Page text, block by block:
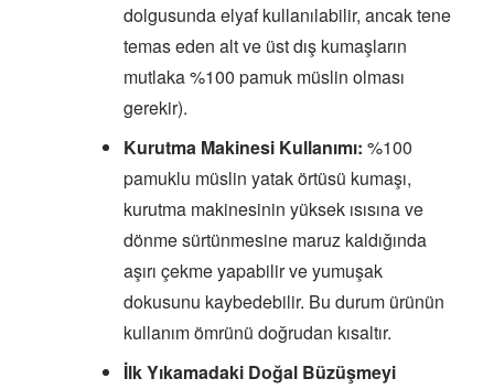
dolgusunda elyaf kullanılabilir, ancak tene
temas eden alt ve üst dış kumaşların
mutlaka %100 pamuk müslin olması
gerekir).
Kurutma Makinesi Kullanımı: %100
pamuklu müslin yatak örtüsü kumaşı,
kurutma makinesinin yüksek ısısına ve
dönme sürtünmesine maruz kaldığında
aşırı çekme yapabilir ve yumuşak
dokusunu kaybedebilir. Bu durum ürünün
kullanım ömrünü doğrudan kısaltır.
İlk Yıkamadaki Doğal Büzüşmeyi